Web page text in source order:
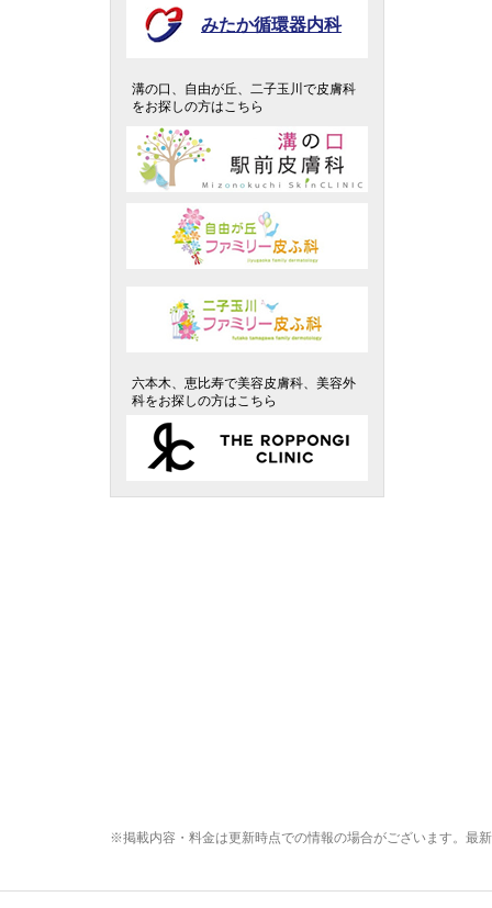
みたか循環器内科
溝の口、自由が丘、二子玉川で皮膚科
をお探しの方はこちら
六本木、恵比寿で美容皮膚科、美容外
科をお探しの方はこちら
※掲載内容・料金は更新時点での情報の場合がございます。最